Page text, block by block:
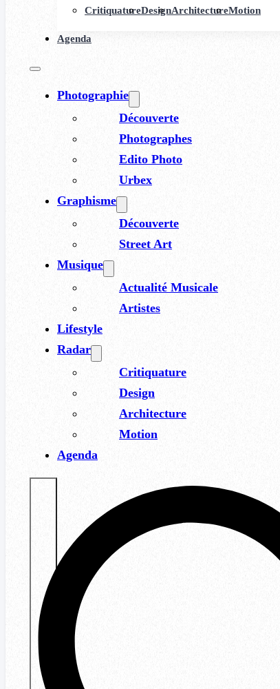
CritiquatureDesignArchitectureMotion
Agenda
Photographie
Découverte
Photographes
Edito Photo
Urbex
Graphisme
Découverte
Street Art
Musique
Actualité Musicale
Artistes
Lifestyle
Radar
Critiquature
Design
Architecture
Motion
Agenda